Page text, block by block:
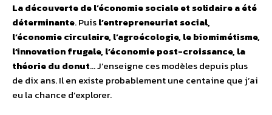
La découverte de l’économie sociale et solidaire a été
déterminante. Puisl’entrepreneuriat social,
l’économie circulaire, l’agroécologie, le biomimétisme,
l’innovation frugale, l’économie post-croissance, la
théorie du donut… J’enseigne ces modèles depuis plus
de dix ans. Il en existe probablement une centaine que j’ai
eu la chance d’explorer.